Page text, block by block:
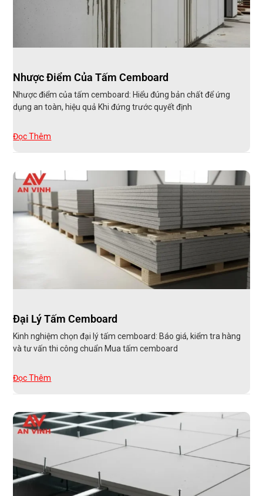
Nhược Điểm Của Tấm Cemboard
Nhược điểm của tấm cemboard: Hiểu đúng bản chất để ứng
dụng an toàn, hiệu quả Khi đứng trước quyết định
Đọc Thêm
Đại Lý Tấm Cemboard
Kinh nghiệm chọn đại lý tấm cemboard: Báo giá, kiểm tra hàng
và tư vấn thi công chuẩn Mua tấm cemboard
Đọc Thêm